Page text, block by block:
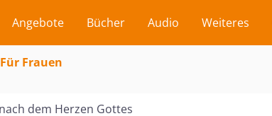
Angebote Bücher Audio Weiteres
Für Frauen